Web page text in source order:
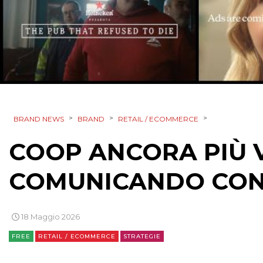
BRAND NEWS > BRAND > RETAIL / ECOMMERCE >
COOP ANCORA PIÙ
COMUNICANDO
18 Maggio 2026
FREE RETAIL / ECOMMERCE STRATEGIE